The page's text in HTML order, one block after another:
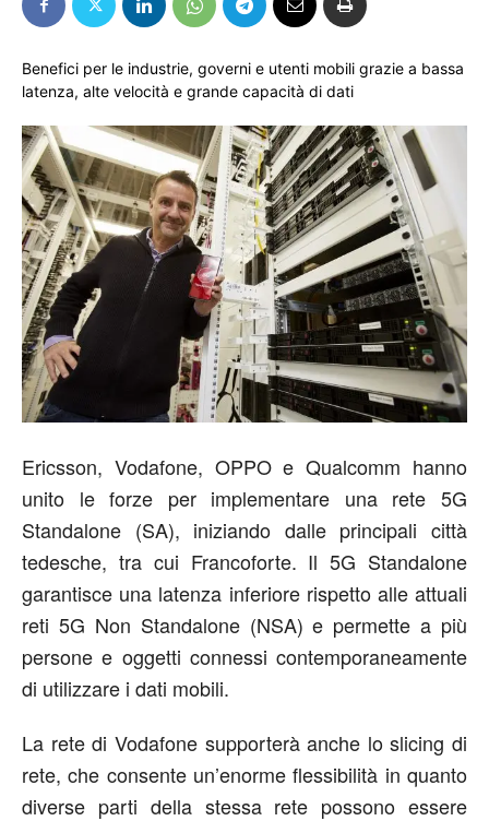
Benefici per le industrie, governi e utenti mobili grazie a bassa
latenza, alte velocità e grande capacità di dati
Ericsson, Vodafone, OPPO e Qualcomm hanno
unito le forze per implementare una rete 5G
Standalone (SA), iniziando dalle principali città
tedesche, tra cui Francoforte. Il 5G Standalone
garantisce una latenza inferiore rispetto alle attuali
reti 5G Non Standalone (NSA) e permette a più
persone e oggetti connessi contemporaneamente
di utilizzare i dati mobili.
La rete di Vodafone supporterà anche lo slicing di
rete, che consente un’enorme flessibilità in quanto
diverse parti della stessa rete possono essere